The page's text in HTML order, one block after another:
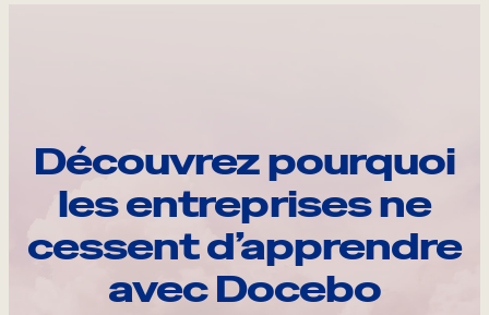
Découvrez pourquoi
les entreprises ne
cessent d’apprendre
avec Docebo